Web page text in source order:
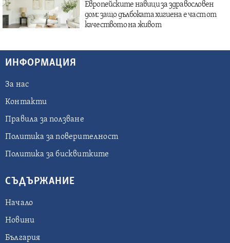
Европейските навици за здравословен
дом: защо дълбоката хигиена е част от
качеството на живот
ИНФОРМАЦИЯ
За нас
Контакти
Правила за ползване
Политика за поверителност
Политика за бисквитките
СЪДЪРЖАНИЕ
Начало
Новини
България